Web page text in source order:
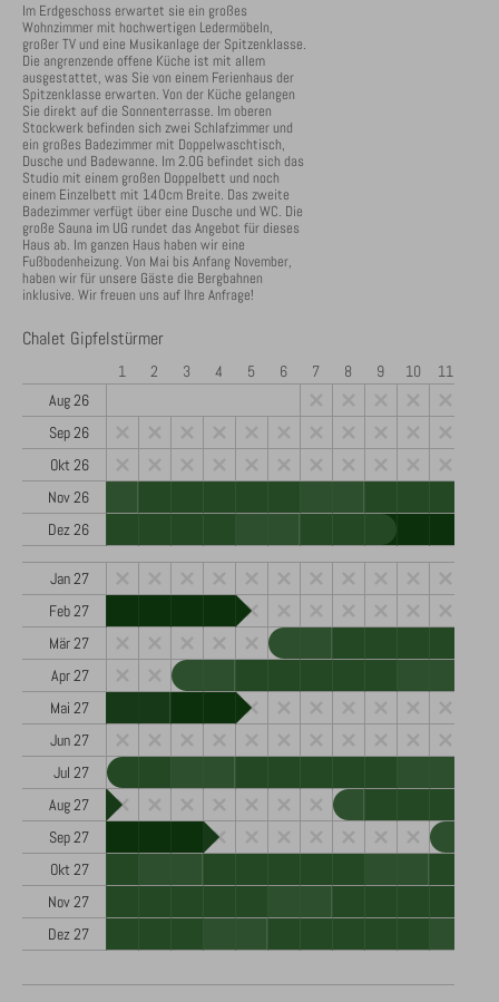
Im Erdgeschoss erwartet sie ein großes
Wohnzimmer mit hochwertigen Ledermöbeln,
großer TV und eine Musikanlage der Spitzenklasse.
Die angrenzende offene Küche ist mit allem
ausgestattet, was Sie von einem Ferienhaus der
Spitzenklasse erwarten. Von der Küche gelangen
Sie direkt auf die Sonnenterrasse. Im oberen
Stockwerk befinden sich zwei Schlafzimmer und
ein großes Badezimmer mit Doppelwaschtisch,
Dusche und Badewanne. Im 2.OG befindet sich das
Studio mit einem großen Doppelbett und noch
einem Einzelbett mit 140cm Breite. Das zweite
Badezimmer verfügt über eine Dusche und WC. Die
große Sauna im UG rundet das Angebot für dieses
Haus ab. Im ganzen Haus haben wir eine
Fußbodenheizung. Von Mai bis Anfang November,
haben wir für unsere Gäste die Bergbahnen
inklusive. Wir freuen uns auf Ihre Anfrage!
Chalet Gipfelstürmer
1 2 3 4 5 6 7 8 9 10 11
Aug 26
Sep 26
Okt 26
Nov 26
Dez 26
Jan 27
Feb 27
Mär 27
Apr 27
Mai 27
Jun 27
Jul 27
Aug 27
Sep 27
Okt 27
Nov 27
Dez 27